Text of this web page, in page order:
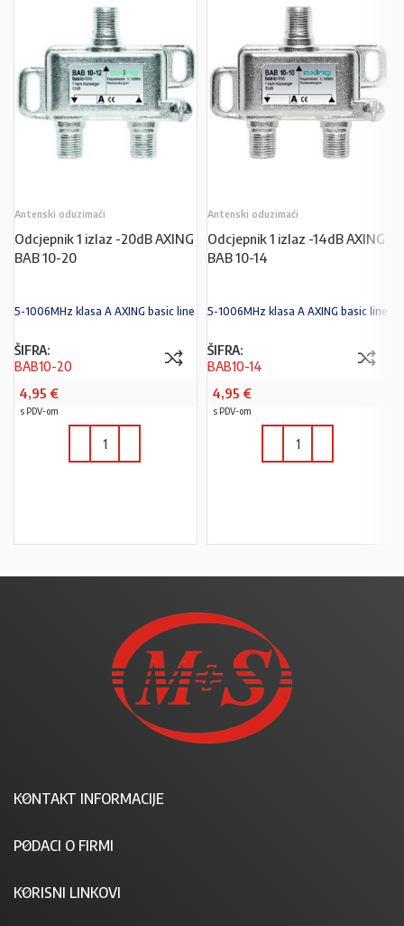
Antenski oduzimaći
Odcjepnik 1 izlaz -20dB AXING
BAB 10-20
5-1006MHz klasa A AXING basic line
ŠIFRA:
BAB10-20
4,95 €
s PDV-om
Antenski oduzimaći
Odcjepnik 1 izlaz -14dB AXING
BAB 10-14
5-1006MHz klasa A AXING basic line
ŠIFRA:
BAB10-14
4,95 €
s PDV-om
KONTAKT INFORMACIJE
PODACI O FIRMI
KORISNI LINKOVI